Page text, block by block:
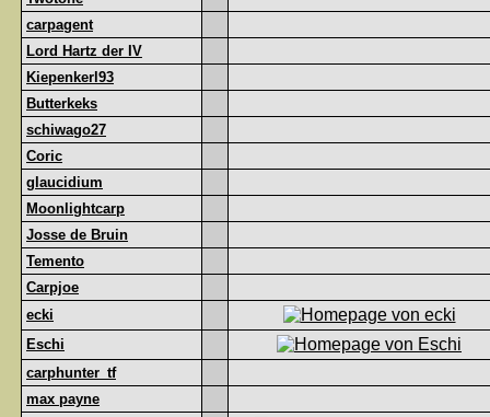
carpagent
Lord Hartz der IV
Kiepenkerl93
Butterkeks
schiwago27
Coric
glaucidium
Moonlightcarp
Josse de Bruin
Temento
Carpjoe
ecki
Eschi
carphunter_tf
max payne